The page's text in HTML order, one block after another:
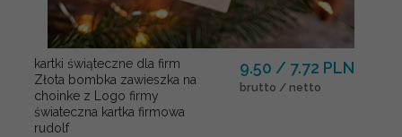
kartki świąteczne dla firm
Złota bombka zawieszka na
choinke z Logo firmy
świateczna kartka firmowa
rudolf
9.50 / 7.72 PLN
brutto / netto